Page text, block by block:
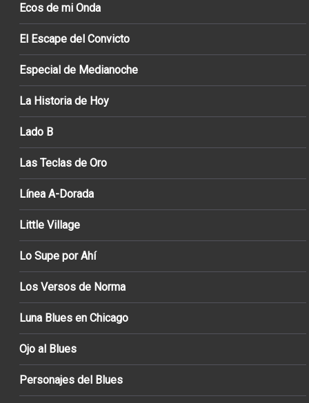
Ecos de mi Onda
El Escape del Convicto
Especial de Medianoche
La Historia de Hoy
Lado B
Las Teclas de Oro
Línea A-Dorada
Little Village
Lo Supe por Ahí
Los Versos de Norma
Luna Blues en Chicago
Ojo al Blues
Personajes del Blues